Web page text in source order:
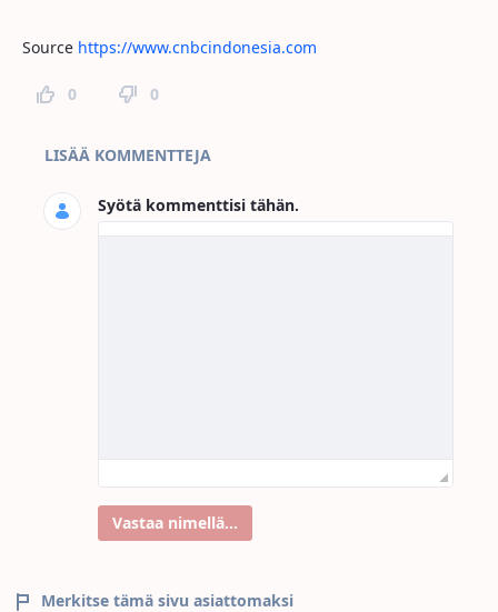
Source https://www.cnbcindonesia.com
0 0
Sivun kommentit
LISÄÄ KOMMENTTEJA
Syötä kommenttisi tähän.
Vastaa nimellä...
Merkitse tämä sivu asiattomaksi